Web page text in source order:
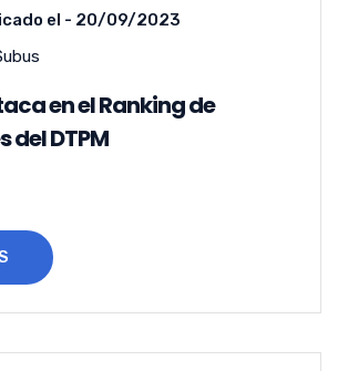
el - 20/09/2023
en el Ranking de
del DTPM